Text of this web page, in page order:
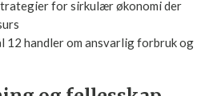
aktivt med å redusere
for sirkulær økonomi der
handler om ansvarlig forbruk